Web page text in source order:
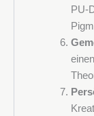
PU-